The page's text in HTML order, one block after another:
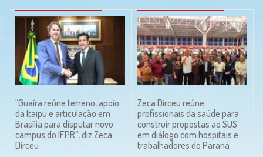
“Guaíra reúne terreno, apoio
da Itaipu e articulação em
Brasília para disputar novo
campus do IFPR”, diz Zeca
Dirceu
Zeca Dirceu reúne
profissionais da saúde para
construir propostas ao SUS
em diálogo com hospitais e
trabalhadores do Paraná